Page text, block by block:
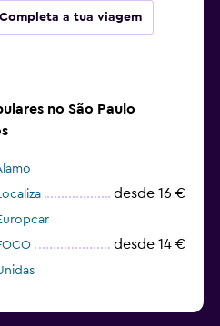
Completa a tua viagem
no São Paulo
desde 16 €
desde 14 €